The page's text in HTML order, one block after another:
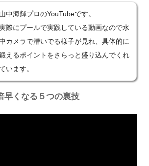
山中海輝プロのYouTubeです。
際にプールで実践している動画なので水
カメラで漕いでる様子が見れ、具体的に
えるポイントをさらっと盛り込んでくれ
ています。
早くなる５つの裏技